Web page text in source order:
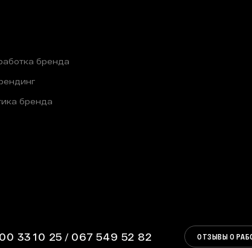
бренда
бренда
33 10 25 / 067 549 52 82 ОТЗЫВЫ О